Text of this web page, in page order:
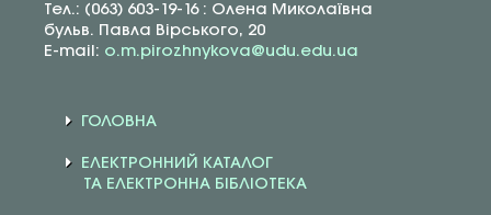
Тел.: (063) 603-19-16 : Олена Миколаївна
бульв. Павла Вірського, 20
E-mail: o.m.pirozhnykova@udu.edu.ua
ГОЛОВНА
ЕЛЕКТРОННИЙ КАТАЛОГ
ТА ЕЛЕКТРОННА БІБЛІОТЕКА